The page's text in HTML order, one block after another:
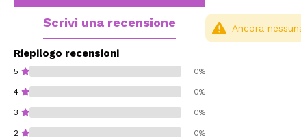
Scrivi una recensione
Riepilogo recensioni
5 0%
4 0%
3 0%
2 0%
Ancora